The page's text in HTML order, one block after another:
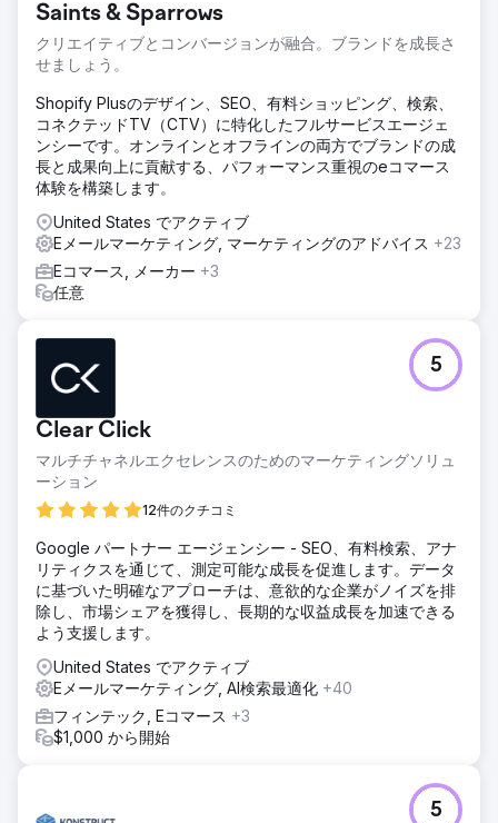
ドキュメントがほとんどなかったため予算計画が不明確でし
たが、透明性の高いメディア支出システムによって配分が改
善されました。機械翻訳と市場内のパートナーを活用するこ
とで、Google 広告の高額な翻訳コストが削減され、効果を
維持しながら予算を節約できました。
ソリューション
Clear Click は Hubject のレポート作成を合理化し、アドホ
ック リクエストを 40% 削減して効率性を向上させました。
予算計画はデータ モデルを使用して最適化され、デジタル
チャネルに 4 万ポンドの追加予算を確保しました。Google
広告の翻訳コストは、大量市場に焦点を当て、節約した資金
を他のメディアに再配分することで 25,000 ポンド削減され
ました。ターゲットを絞った Google 広告戦略により、地理
的ターゲティングの改良と継続的な最適化により、顧客獲得
結果
新規顧客が前年比 610% 増加。予算モデリングの導入により
により 25,000 ポンドを節約。
Saints & Sparrows
クリエイティブとコンバージョンが融合。ブランドを成長さ
せましょう。
Shopify Plusのデザイン、SEO、有料ショッピング、検索、
コネクテッドTV（CTV）に特化したフルサービスエージェ
ンシーです。オンラインとオフラインの両方でブランドの成
長と成果向上に貢献する、パフォーマンス重視のeコマース
体験を構築します。
United States でアクティブ
Eメールマーケティング, マーケティングのアドバイス +23
Eコマース, メーカー +3
任意
Clear Click
マルチチャネルエクセレンスのためのマーケティングソリュ
ーション
12件のクチコミ
5
Google パートナー エージェンシー - SEO、有料検索、アナ
リティクスを通じて、測定可能な成長を促進します。データ
に基づいた明確なアプローチは、意欲的な企業がノイズを排
除し、市場シェアを獲得し、長期的な収益成長を加速できる
よう支援します。
United States でアクティブ
Eメールマーケティング, AI検索最適化 +40
フィンテック, Eコマース +3
$1,000 から開始
5